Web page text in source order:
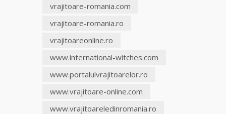
vrajitoare-romania.com
vrajitoare-romania.ro
vrajitoareonline.ro
www.international-witches.com
www.portalulvrajitoarelor.ro
www.vrajitoare-online.com
www.vrajitoareledinromania.ro